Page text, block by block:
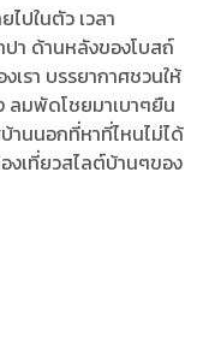
ไปในตัว เวลา
า ด้านหลังของโบสถ์
รา บรรยากาศชวนให้
ลมพัดโชยมาเบาๆยืน
านนอกที่หาที่ไหนไม่ได้
งเที่ยวสไลต์บ้านๆของ